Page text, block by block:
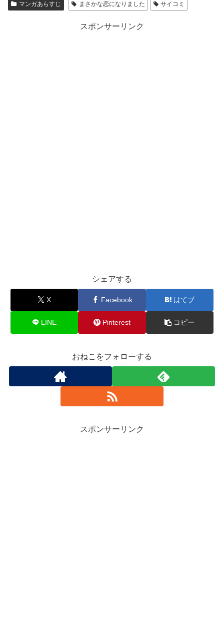
マンガあらすじ まさかな恋になりました サイコミ
スポンサーリンク
シェアする
X Facebook はてブ
LINE Pinterest コピー
おねこをフォローする
スポンサーリンク